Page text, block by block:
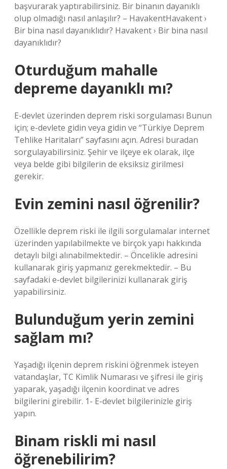
başvurarak yaptırabilirsiniz. Bir binanın dayanıklı
olup olmadığı nasıl anlaşılır? – HavakentHavakent ›
Bir bina nasıl dayanıklıdır? Havakent › Bir bina nasıl
dayanıklıdır?
Oturduğum mahalle
depreme dayanıklı mı?
E-devlet üzerinden deprem riski sorgulaması Bunun
için; e-devlete gidin veya gidin ve “Türkiye Deprem
Tehlike Haritaları” sayfasını açın. Adresi buradan
sorgulayabilirsiniz. Şehir ve ilçeye ek olarak, ilçe
veya belde gibi bilgilerin de eksiksiz girilmesi
gerekir.
Evin zemini nasıl öğrenilir?
Özellikle deprem riski ile ilgili sorgulamalar internet
üzerinden yapılabilmekte ve birçok yapı hakkında
detaylı bilgi alınabilmektedir. – Öncelikle adresini
kullanarak giriş yapmanız gerekmektedir. – Bu
sayfadaki e-devlet bilgilerinizi kullanarak giriş
yapabilirsiniz.
Bulunduğum yerin zemini
sağlam mı?
Yaşadığı ilçenin deprem riskini öğrenmek isteyen
vatandaşlar, TC Kimlik Numarası ve şifresi ile giriş
yaparak, yaşadığı ilçenin koordinat ve adres
bilgilerini girebilir. 1- E-devlet bilgilerinizle giriş
yapın.
Binam riskli mi nasıl
öğrenebilirim?